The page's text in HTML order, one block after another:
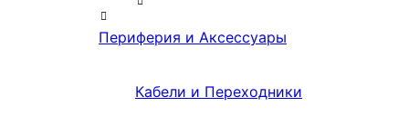
Периферия и Аксессуары
Кабели и Переходники